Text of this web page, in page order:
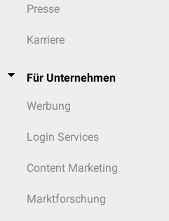
Presse
Karriere
Für Unternehmen
Werbung
Login Services
Content Marketing
Marktforschung